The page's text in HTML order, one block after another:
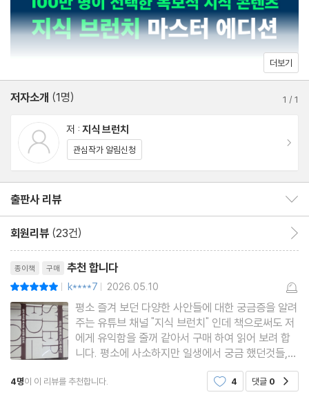
문들, 그리고 그 속에 숨은 인류 문명의 인과관계가 하나의 큰 흐름
으로 연결되는 이 책은 단순히 지식을 늘리는 책이 아니라, 세상을
로마에서는 월급으로 소금을 받았다
가난한 자들의 음식에서 세계인의 음식으로
2장 생활 속에 숨은 역사의 흔적
유럽의 귀족들은 왜 밀가루 가발을 썼을까?
남미 여성들은 왜 백인 남자의 모자를 쓰게 됐을까?
유럽인들이 앉아서 잔 이유
우산 속에 숨겨진 마초 문화
서양에서 여성은 왜 남편 성을 쓸까?
유럽은 왜 아직도 열쇠뭉치를 들고 다닐까?
미국인들이 신발 신고 침대에 올라가는 이유
유럽은 왜 불편한 돌길을 고집하는 걸까?
다른 나라도 남향집을 좋아할까?
아고라에서 광화문까지, 광장의 역사
유럽이 화장실 인심에 야박한 이유
조개껍질에서 화장지까지, 더 잘 닦기 위한 뒤처리의 역사
유럽인들은 왜 에어컨을 사지 않는 걸까?
더보기
저자소개 (1명) 1 /1
저 : 지식 브런치
관심작가 알림신청
출판사 리뷰
회원리뷰 (23건)
종이책 구매 추천 합니다
| k****7 | 2026.05.10
평소 즐겨 보던 다양한 사안들에 대한 궁금증을 알려
주는 유튜브 채널 "지식 브런치" 인데 책으로써도 저
에게 유익함을 줄꺼 같아서 구매 하여 읽어 보려 합
니다. 평소에 사소하지만 일생에서 궁금 했던것들,
또 이런 이야기도 있구나등을 이해하기 쉽고 재밌있
게 교양으로써 제가 알게 해주는 "지식 브런치" 믿고
4명이 이 리뷰를 추천합니다. 4 댓글 0